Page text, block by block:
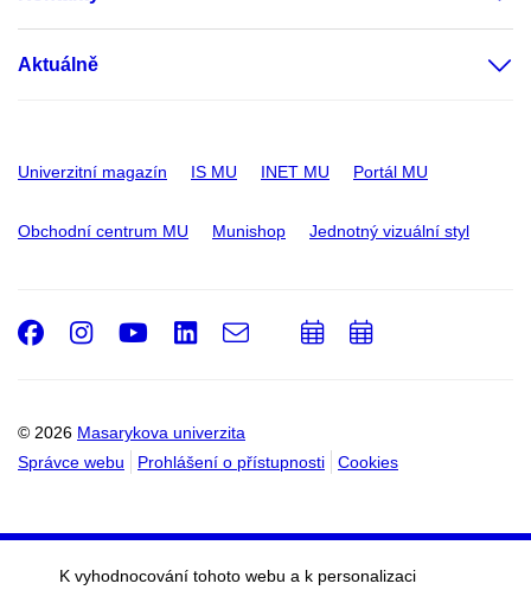
Aktuálně
Univerzitní magazín IS MU INET MU Portál MU
Obchodní centrum MU Munishop Jednotný vizuální styl
© 2026 Masarykova univerzita
Správce webu
Prohlášení o přístupnosti Cookies
Facebook
Instagram
Youtube
LinkedIn
e-
PřidatPřidat
K vyhodnocování tohoto webu a k personalizaci